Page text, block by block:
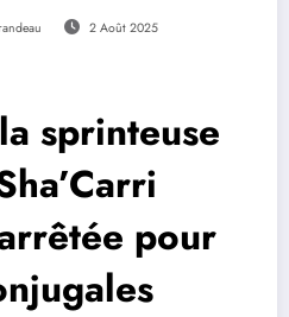
2 Août 2025
sprinteuse
pour